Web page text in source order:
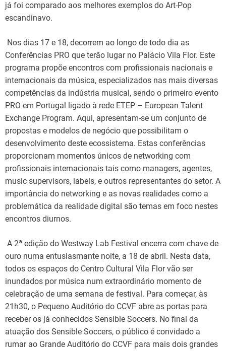
já foi comparado aos melhores exemplos do Art-Pop
escandinavo.
Nos dias 17 e 18, decorrem ao longo de todo dia as
Conferências PRO que terão lugar no Palácio Vila Flor. Este
programa propõe encontros com profissionais nacionais e
internacionais da música, especializados nas mais diversas
competências da indústria musical, sendo o primeiro evento
PRO em Portugal ligado à rede ETEP – European Talent
Exchange Program. Aqui, apresentam-se um conjunto de
propostas e modelos de negócio que possibilitam o
desenvolvimento deste ecossistema. Estas conferências
proporcionam momentos únicos de networking com
profissionais internacionais tais como managers, agentes,
music supervisors, labels, e outros representantes do setor. A
importância do networking e as novas realidades como a
problemática da realidade digital são temas em foco nestes
encontros diurnos.
A 2ª edição do Westway Lab Festival encerra com chave de
ouro numa entusiasmante noite, a 18 de abril. Nesta data,
todos os espaços do Centro Cultural Vila Flor vão ser
inundados por música num extraordinário momento de
celebração de uma semana de festival. Para começar, às
21h30, o Pequeno Auditório do CCVF abre as portas para
receber os já conhecidos Sensible Soccers. No final da
atuação dos Sensible Soccers, o público é convidado a
rumar ao Grande Auditório do CCVF para mais dois grandes